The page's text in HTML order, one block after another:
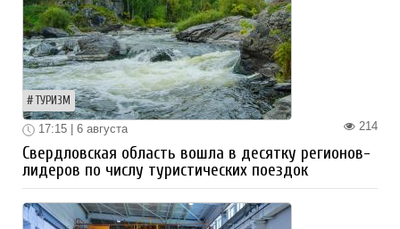
ТУРИЗМ
214
17:15 | 6 августа
Свердловская область вошла в десятку регионов-
лидеров по числу туристических поездок